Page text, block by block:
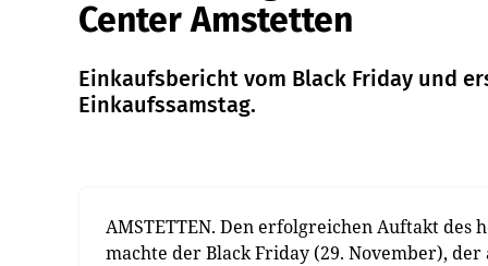
Center Amstetten
Einkaufsbericht vom Black Friday und
Einkaufssamstag.
AMSTETTEN. Den erfolgreichen Auftakt des
machte der Black Friday (29. November),